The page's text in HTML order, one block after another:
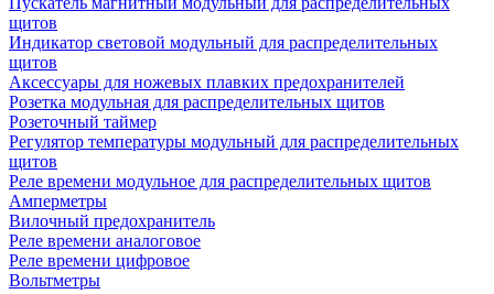
щитов
Индикатор световой модульный для распределительных
щитов
Аксессуары для ножевых плавких предохранителей
Розетка модульная для распределительных щитов
Розеточный таймер
Регулятор температуры модульный для распределительных
щитов
Реле времени модульное для распределительных щитов
Амперметры
Вилочный предохранитель
Реле времени аналоговое
Реле времени цифровое
Вольтметры